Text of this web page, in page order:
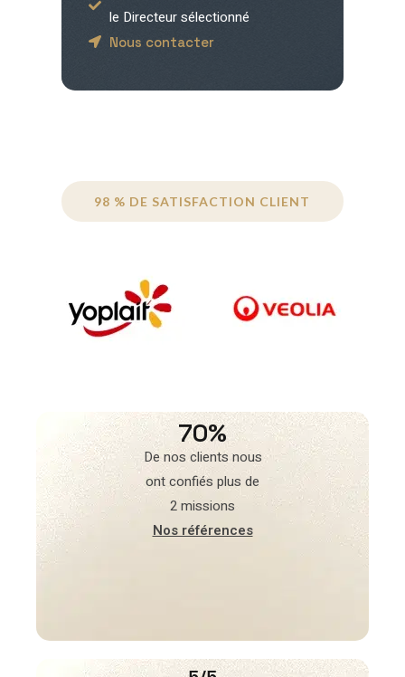
le Directeur sélectionné
Nous contacter
98 % DE SATISFACTION CLIENT
70%
De nos clients nous
ont confiés plus de
2 missions
Nos références